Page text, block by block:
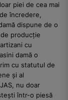
piei de cea mai
încredere,
dispune de o
producție
cu
damă o
cu statutul de
și al
nu doar
într-o piesă